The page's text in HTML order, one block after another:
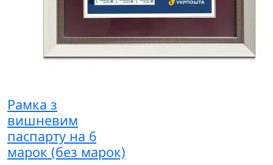
Рамка з
вишневим
паспарту на 6
марок (без марок)